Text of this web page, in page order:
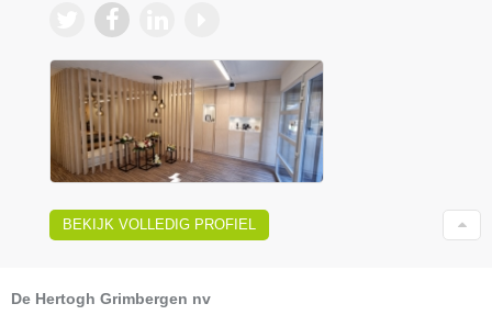
BEKIJK VOLLEDIG PROFIEL
De Hertogh Grimbergen nv